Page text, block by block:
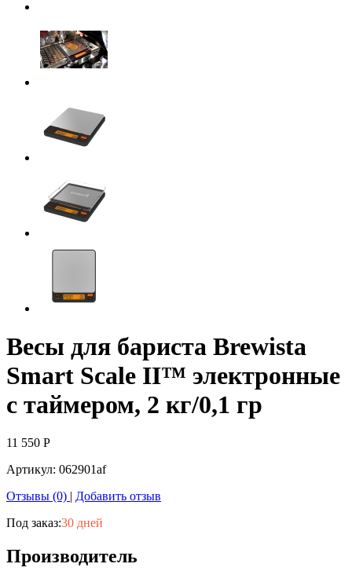
Весы для бариста Brewista
Smart Scale II™ электронные
с таймером, 2 кг/0,1 гр
11 550 Р
Артикул: 062901af
Отзывы (0) | Добавить отзыв
Под заказ:30 дней
Производитель